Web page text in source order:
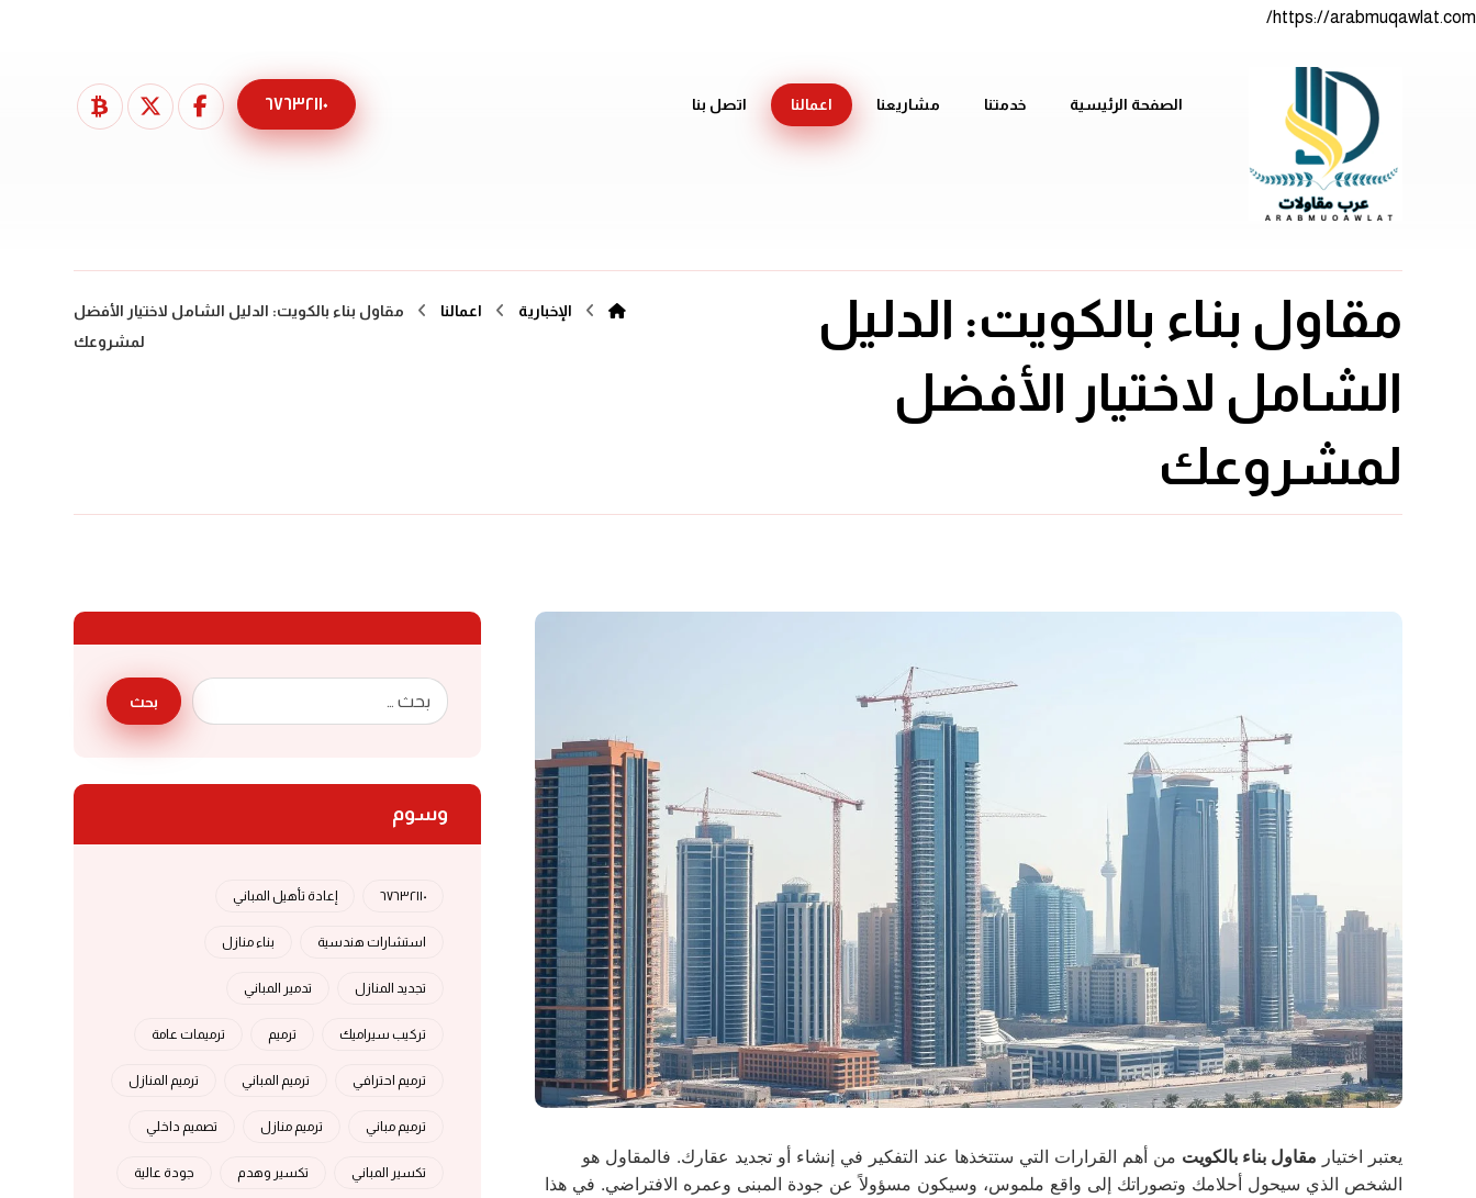
https://arabmuqawlat.com/
الصفحة الرئيسية خدمتنا مشاريعنا اعمالنا اتصل بنا ٦٧٦٣٢١١٠
مقاول بناء بالكويت: الدليل
الشامل لاختيار الأفضل
لمشروعك
الإخبارية اعمالنا
مقاول بناء بالكويت: الدليل الشامل لاختيار الأفضل
لمشروعك
يعتبر اختيار مقاول بناء بالكويت من أهم القرارات التي ستتخذها عند التفكير في إنشاء أو تجديد عقارك. فالمقاول هو
الشخص الذي سيحول أحلامك وتصوراتك إلى واقع ملموس، وسيكون مسؤولاً عن جودة المبنى وعمره الافتراضي. في هذا
بحث
وسوم
٦٧٦٣٢١١٠ إعادة تأهيل المباني
استشارات هندسية بناء منازل
تجديد المنازل تدمير المباني
تركيب سيراميك ترميم ترميمات عامة
ترميم احترافي ترميم المباني ترميم المنازل
ترميم مباني ترميم منازل تصميم داخلي
تكسير المباني تكسير وهدم جودة عالية